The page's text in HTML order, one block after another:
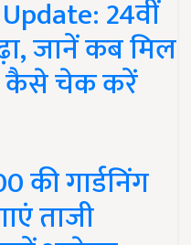
24वीं
जानें कब मिल
कैसे चेक करें
की गार्डनिंग
ताजी